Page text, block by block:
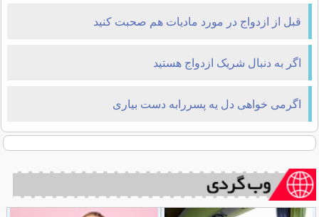
قبل از ازدواج در مورد ماديات هم صحبت كنيد
اگر به دنبال شریک ازدواج هستید
اگرمی خواهی دل یه پسررابه دست بیاری